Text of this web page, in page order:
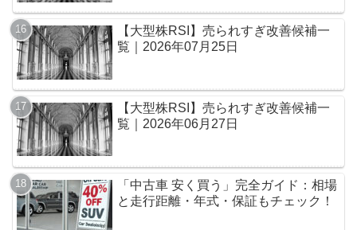
【大型株RSI】売られすぎ改善候補一
覧｜2026年07月25日
【大型株RSI】売られすぎ改善候補一
覧｜2026年06月27日
「中古車 安く買う」完全ガイド：相場
と走行距離・年式・保証もチェック！